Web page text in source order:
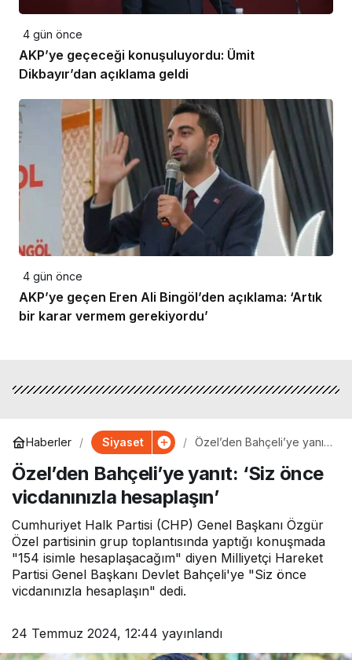
4 gün önce
AKP’ye geçeceği konuşuluyordu: Ümit
Dikbayır’dan açıklama geldi
4 gün önce
AKP’ye geçen Eren Ali Bingöl’den açıklama: ‘Artık
bir karar vermem gerekiyordu’
Haberler Siyaset
Özel’den Bahçeli’ye yanıt:
hesaplaşın’
Özel’den Bahçeli’ye yanıt: ‘Siz önce
vicdanınızla hesaplaşın’
Cumhuriyet Halk Partisi (CHP) Genel Başkanı Özgür
Özel partisinin grup toplantısında yaptığı konuşmada
"154 isimle hesaplaşacağım" diyen Milliyetçi Hareket
Partisi Genel Başkanı Devlet Bahçeli'ye "Siz önce
vicdanınızla hesaplaşın" dedi.
24 Temmuz 2024, 12:44 yayınlandı